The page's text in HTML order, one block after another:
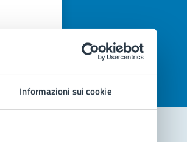
Informazioni sui cookie